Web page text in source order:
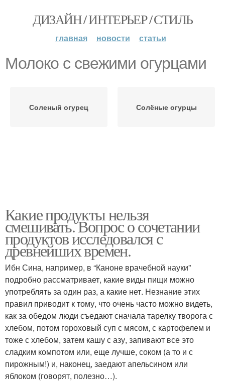
ДИЗАЙН / ИНТЕРЬЕР / СТИЛЬ
главная новости статьи
Молоко с свежими огурцами
Соленый огурец Солёные огурцы
Какие продукты нельзя
смешивать. Вопрос о сочетании
продуктов исследовался с
древнейших времен.
Ибн Сина, например, в “Каноне врачебной науки”
подробно рассматривает, какие виды пищи можно
употреблять за один раз, а какие нет. Незнание этих
правил приводит к тому, что очень часто можно видеть,
как за обедом люди съедают сначала тарелку творога с
хлебом, потом гороховый суп с мясом, с картофелем и
тоже с хлебом, затем кашу с азу, запивают все это
сладким компотом или, еще лучше, соком (а то и с
пирожным!) и, наконец, заедают апельсином или
яблоком (говорят, полезно…).